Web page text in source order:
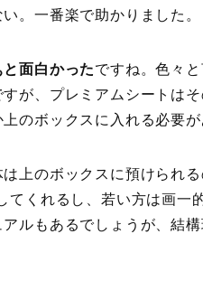
。一番楽で助かりました。
面白かったですね。色々
が、プレミアムシートは
のボックスに入れる必要が
上のボックスに預けられ
てくれるし、若い方は画一
ルもあるでしょうが、結